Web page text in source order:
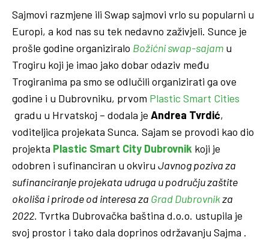
Sajmovi razmjene ili Swap sajmovi vrlo su popularni u
Europi, a kod nas su tek nedavno zaživjeli. Sunce je
prošle godine organiziralo Božićni swap-sajam u
Trogiru koji je imao jako dobar odaziv među
Trogiranima pa smo se odlučili organizirati ga ove
godine i u Dubrovniku, prvom Plastic Smart Cities
gradu u Hrvatskoj – dodala je Andrea Tvrdić,
voditeljica projekata Sunca. Sajam se provodi kao dio
projekta Plastic Smart City Dubrovnik koji je
odobren i sufinanciran u okviru Javnog poziva za
sufinanciranje projekata udruga u području zaštite
okoliša i prirode od interesa za Grad Dubrovnikza
2022. Tvrtka Dubrovačka baština d.o.o. ustupila je
svoj prostor i tako dala doprinos održavanju Sajma .